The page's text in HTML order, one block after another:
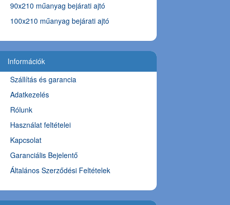
90x210 műanyag bejárati ajtó
100x210 műanyag bejárati ajtó
Információk
Szállítás és garancia
Adatkezelés
Rólunk
Használat feltételei
Kapcsolat
Garanciális Bejelentő
Általános Szerződési Feltételek